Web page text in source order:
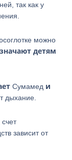
так как у
можно
детям
Сумамед и
дыхание.
зависит от